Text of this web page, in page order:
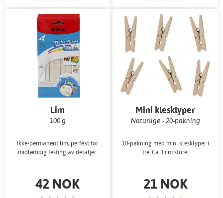
Lim
100 g
Ikke-permanent lim, perfekt for
midlertidig festing av detaljer.
42 NOK
Mini klesklyper
Naturlige - 20-pakning
10-pakning med mini klesklyper i
tre. Ca 3 cm store.
21 NOK